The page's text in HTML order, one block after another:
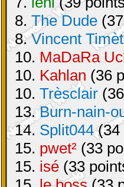
8. The Dude
8.Vincent
10. MaDaRa
10. Kahlan (36
10. Trèsclair
13.Burn-nain-
14. Split044(34
15. pwet² (33
15. isé (33